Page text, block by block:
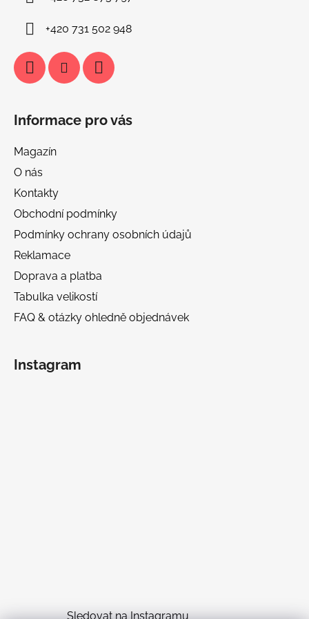
+420 731 502 948
Informace pro vás
Magazín
O nás
Kontakty
Obchodní podmínky
Podmínky ochrany osobních údajů
Reklamace
Doprava a platba
Tabulka velikostí
FAQ & otázky ohledně objednávek
Instagram
Sledovat na Instagramu